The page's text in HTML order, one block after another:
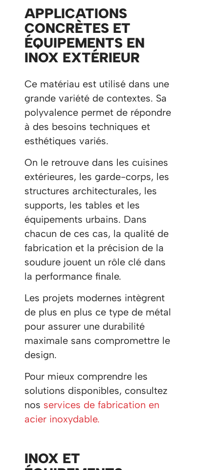
APPLICATIONS
CONCRÈTES ET
ÉQUIPEMENTS EN
INOX EXTÉRIEUR
Ce matériau est utilisé dans une
grande variété de contextes. Sa
polyvalence permet de répondre
à des besoins techniques et
esthétiques variés.
On le retrouve dans les cuisines
extérieures, les garde-corps, les
structures architecturales, les
supports, les tables et les
équipements urbains. Dans
chacun de ces cas, la qualité de
fabrication et la précision de la
soudure jouent un rôle clé dans
la performance finale.
Les projets modernes intègrent
de plus en plus ce type de métal
pour assurer une durabilité
maximale sans compromettre le
design.
Pour mieux comprendre les
solutions disponibles, consultez
nos services de fabrication en
acier inoxydable.
INOX ET